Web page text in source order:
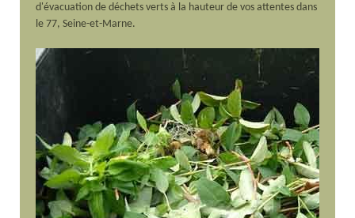
d'évacuation de déchets verts à la hauteur de vos attentes dans
le 77, Seine-et-Marne.